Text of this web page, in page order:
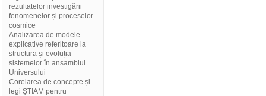
rezultatelor investigării
fenomenelor și proceselor
cosmice
Analizarea de modele
explicative referitoare la
structura și evoluția
sistemelor în ansamblul
Universului
Corelarea de concepte și
legi ȘTIAM pentru